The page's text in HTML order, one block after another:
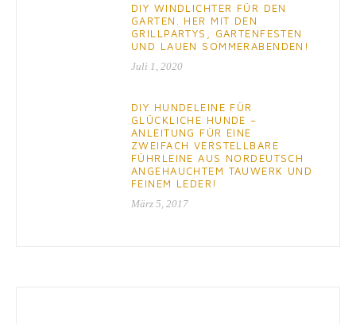
DIY WINDLICHTER FÜR DEN
GARTEN. HER MIT DEN
GRILLPARTYS, GARTENFESTEN
UND LAUEN SOMMERABENDEN!
Juli 1, 2020
DIY HUNDELEINE FÜR
GLÜCKLICHE HUNDE –
ANLEITUNG FÜR EINE
ZWEIFACH VERSTELLBARE
FÜHRLEINE AUS NORDEUTSCH
ANGEHAUCHTEM TAUWERK UND
FEINEM LEDER!
März 5, 2017